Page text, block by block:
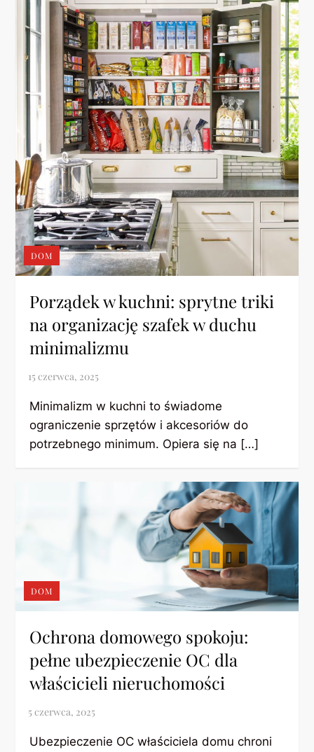
DOM
Porządek w kuchni: sprytne triki
na organizację szafek w duchu
minimalizmu
Minimalizm w kuchni to świadome
ograniczenie sprzętów i akcesoriów do
potrzebnego minimum. Opiera się na […]
DOM
Ochrona domowego spokoju:
pełne ubezpieczenie OC dla
właścicieli nieruchomości
Ubezpieczenie OC właściciela domu chroni